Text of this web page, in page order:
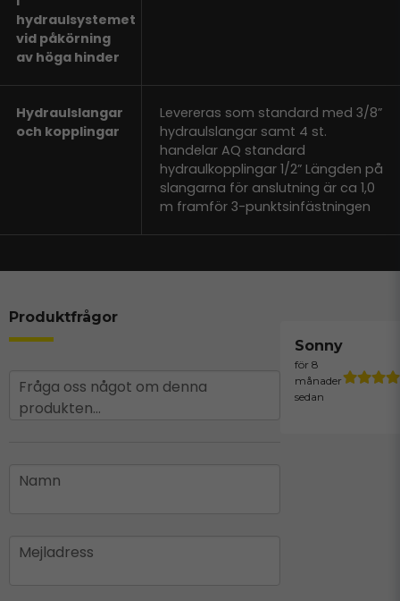
hydraulsystemet
vid påkörning
av höga hinder
Hydraulslangar
och kopplingar
Levereras som standard med 3/8”
hydraulslangar samt 4 st.
handelar AQ standard
hydraulkopplingar 1/2” Längden på
slangarna för anslutning är ca 1,0
m framför 3-punktsinfästningen
Produktfrågor
question
Fråga oss något om denna
produkten...
name
Namn
email
Mejladress
Sonny
för 8
månader
sedan